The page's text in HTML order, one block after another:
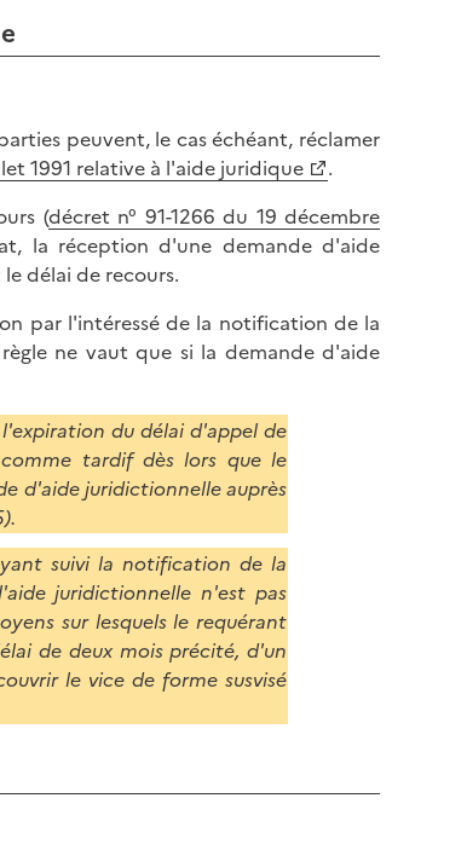
peuvent, le cas échéant, réclamer
1991 relative à l'aide juridique
.
(décret n° 91-1266 du 19 décembre
la réception d'une demande d'aide
délai de recours.
par l'intéressé de la notification de la
ne vaut que si la demande d'aide
du délai d'appel de
tardif dès lors que le
d'aide juridictionnelle auprès
suivi la notification de la
juridictionnelle n'est pas
sur lesquels le requérant
de deux mois précité, d'un
le vice de forme susvisé